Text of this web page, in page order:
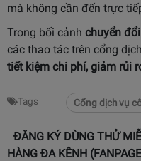
mà không cần đến trực
Trong bối cảnh chuyển
các thao tác trên cổng
tiết kiệm chi phí, giảm rủi
Tags Cổng dịch vụ
ĐĂNG KÝ DÙNG THỬ
HÀNG ĐA KÊNH